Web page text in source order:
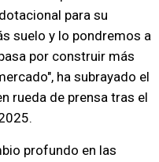
para su
suelo y lo pondremos a
por construir más
ha subrayado el
rueda de prensa tras el
profundo en las